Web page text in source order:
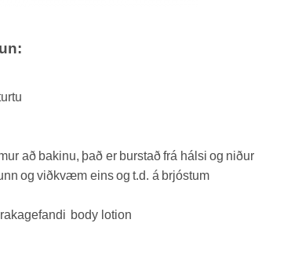
að bakinu, það er burstað frá hálsi og niður
og viðkvæm eins og t.d. á brjóstum
body lotion